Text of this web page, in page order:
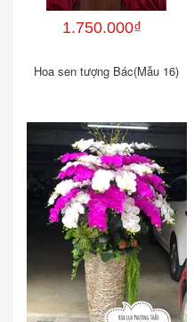
1.750.000₫
Hoa sen tượng Bác(Mẫu 16)